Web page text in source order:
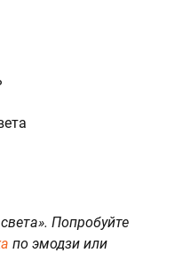
Попробуйте
по эмодзи или